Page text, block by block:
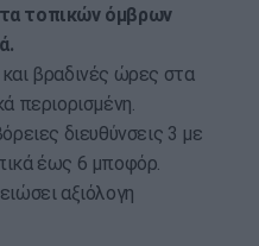
τοπικών όμβρων
βραδινές ώρες στα
περιορισμένη.
διευθύνσεις 3 με
έως 6 μποφόρ.
αξιόλογη